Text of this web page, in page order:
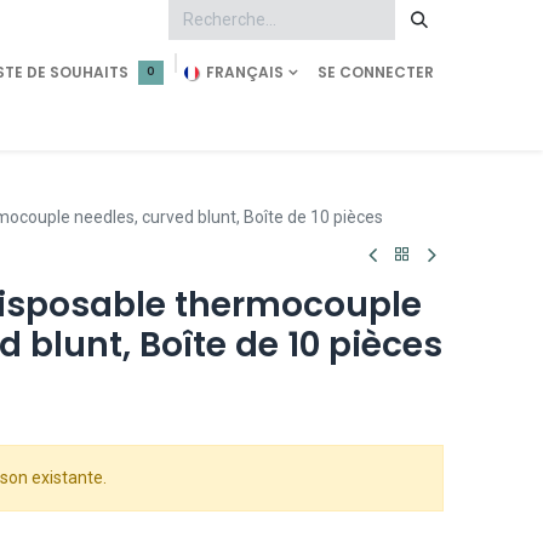
0
DE SOUHAITS FRANÇAIS SE CONNECTER
needles, curved blunt, Boîte de 10 pièces
thermocouple
blunt, Boîte de 10 pièces
existante.